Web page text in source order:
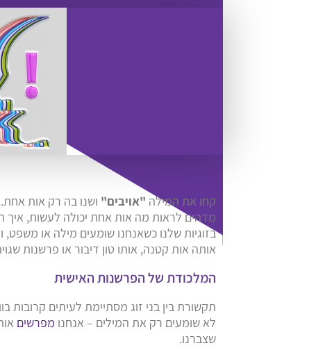
קחו את המילה "אויבים" ושנו בה רק אות
מדהים לראות מה אות אחת יכולה לעשות,
בזוגיות שלנו כשאנחנו שומעים מילה או
אותה אות קטנה, אותו טון דיבור או פרשנות
המלכודת של הפרשנות האישית
תקשורת בין בני זוג מסתיימת לעיתים קרובות
לא שומעים רק את המילים – אנחנו מפרשים
שצברנו.